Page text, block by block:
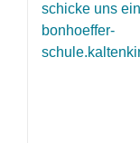
schicke uns
bonhoeffer-